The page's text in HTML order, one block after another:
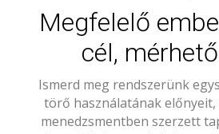
Megfelelő
cél,
Ismerd meg rendszerünk
törő használatának előnyeit,
menedzsmentben szerzett